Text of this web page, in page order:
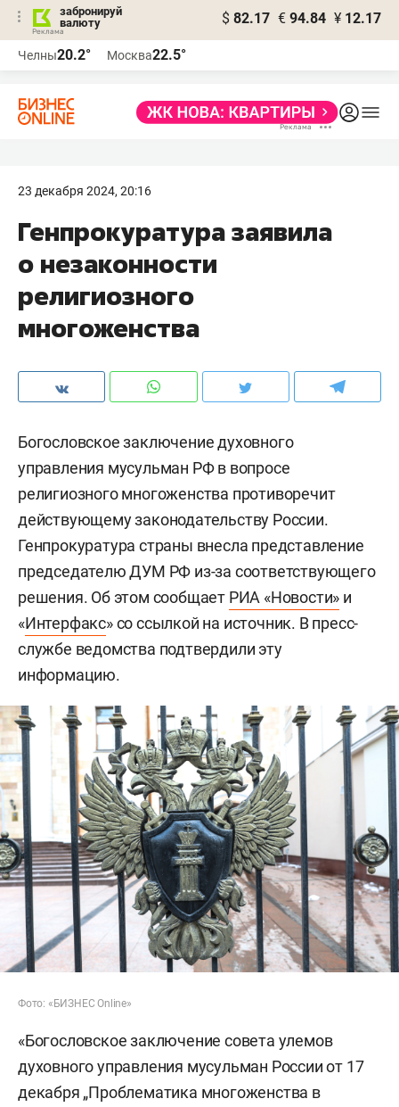
забронируй
валюту
$ 82.17 € 94.84 ¥ 12.17
Челны20.2° Москва22.5°
23 декабря 2024, 20:16
Генпрокуратура заявила
о незаконности
религиозного
многоженства
Богословское заключение духовного
управления мусульман РФ в вопросе
религиозного многоженства противоречит
действующему законодательству России.
Генпрокуратура страны внесла представление
председателю ДУМ РФ из-за соответствующего
решения. Об этом сообщает РИА «Новости» и
«Интерфакс» со ссылкой на источник. В пресс-
службе ведомства подтвердили эту
информацию.
Фото: «БИЗНЕС Online»
«Богословское заключение совета улемов
духовного управления мусульман России от 17
декабря „Проблематика многоженства в